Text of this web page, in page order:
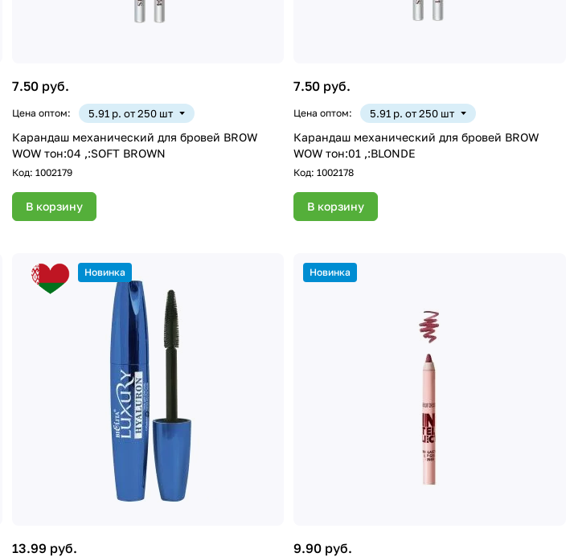
7.50 руб.
Цена оптом: 5.91 р. от 250 шт
Карандаш механический для бровей BROW
WOW тон:04 ,:SOFT BROWN
Код: 1002179
В корзину
7.50 руб.
Цена оптом: 5.91 р. от 250 шт
Карандаш механический для бровей BROW
WOW тон:01 ,:BLONDE
Код:1002178
В корзину
Новинка
13.99 руб.
Новинка
9.90 руб.